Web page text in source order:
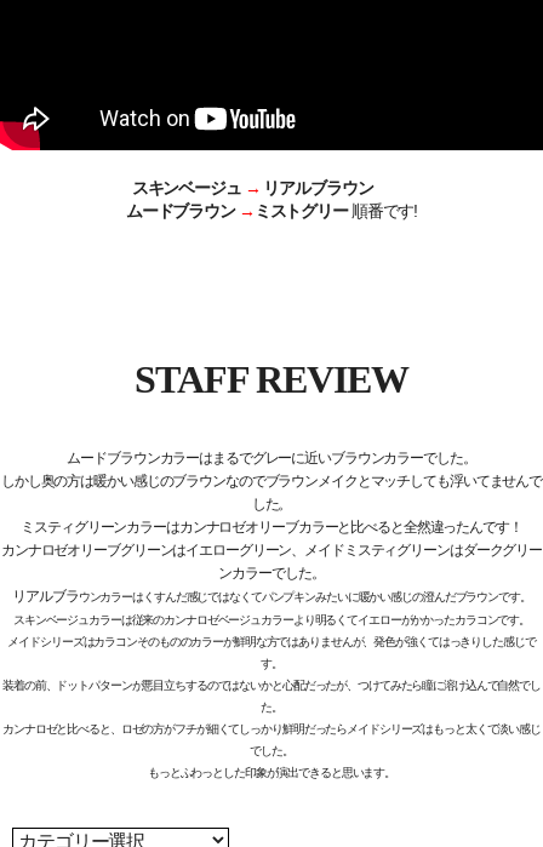
スキンベージュ → リアルブラウン
ムードブラウン→ ミストグリー順番です!
STAFF REVIEW
ムードブラウンカラーはまるでグレーに近いブラウンカラーでした。
しかし奥の方は暖かい感じのブラウンなのでブラウンメイクとマッチしても浮いてませんで
した。
ミスティグリーンカラーはカンナロゼオリーブカラーと比べると全然違ったんです！
カンナロゼオリーブグリーンはイエローグリーン、メイドミスティグリーンはダークグリー
ンカラーでした。
リアルブラウンカラーはくすんだ感じではなくてパンプキンみたいに暖かい感じの澄んだブラウンです。
スキンベージュカラーは従来のカンナロゼベージュカラーより明るくてイエローがかかったカラコンです。
メイドシリーズはカラコンそのもののカラーが鮮明な方ではありませんが、発色が強くてはっきりした感じで
す。
装着の前、ドットパターンが悪目立ちするのではないかと心配だったが、つけてみたら瞳に溶け込んで自然でし
た。
カンナロゼと比べると、ロゼの方がフチが細くてしっかり鮮明だったらメイドシリーズはもっと太くて淡い感じ
でした。
もっとふわっとした印象が演出できると思います。